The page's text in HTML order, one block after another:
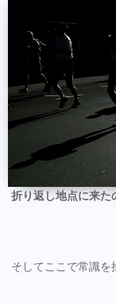
折り返し地点に来た
そしてここで常識を